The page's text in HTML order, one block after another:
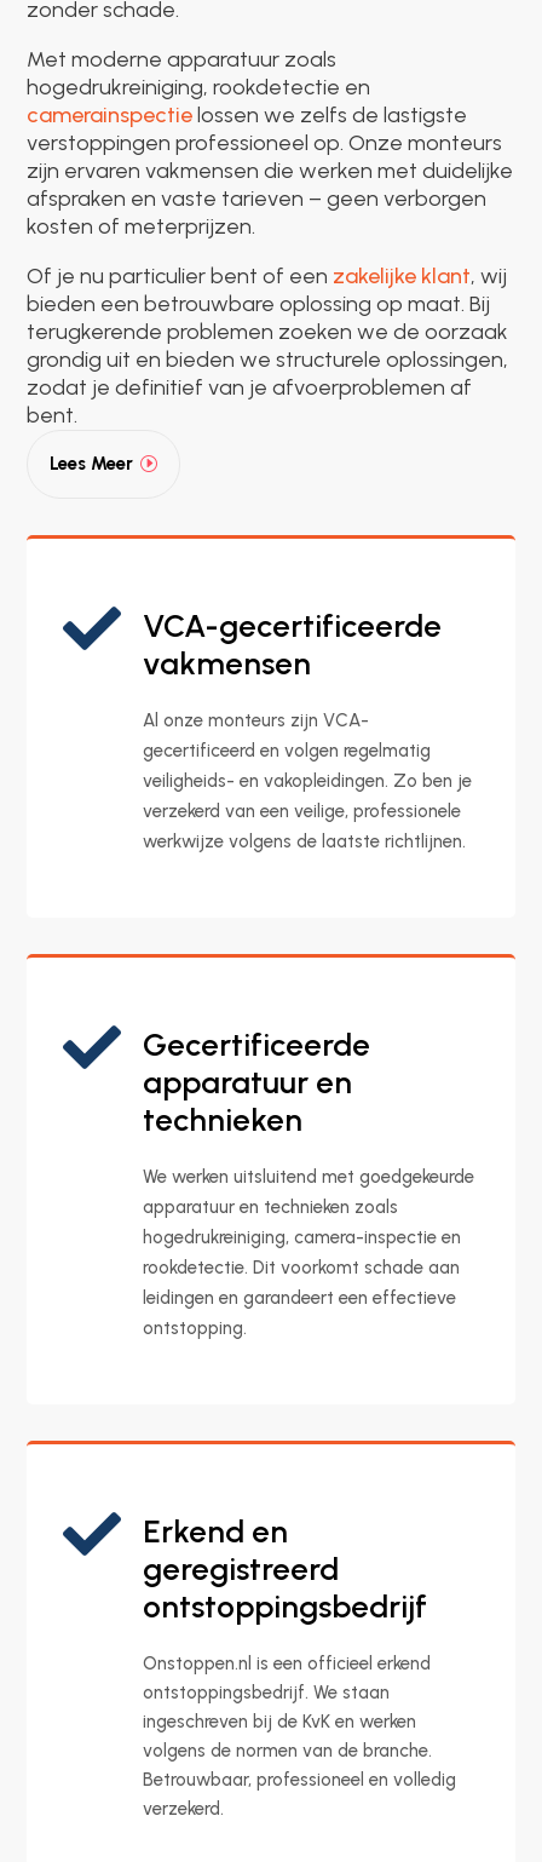
zonder schade.
Met moderne apparatuur zoals
hogedrukreiniging, rookdetectie en
camerainspectielossen we zelfs de lastigste
verstoppingen professioneel op. Onze monteurs
zijn ervaren vakmensen die werken met duidelijke
afspraken en vaste tarieven – geen verborgen
kosten of meterprijzen.
Of je nu particulier bent of een zakelijke klant, wij
bieden een betrouwbare oplossing op maat. Bij
terugkerende problemen zoeken we de oorzaak
grondig uit en bieden we structurele oplossingen,
zodat je definitief van je afvoerproblemen af
bent.
Lees Meer
 VCA-gecertificeerde
vakmensen
Al onze monteurs zijn VCA-
gecertificeerd en volgen regelmatig
veiligheids- en vakopleidingen. Zo ben je
verzekerd van een veilige, professionele
werkwijze volgens de laatste richtlijnen.
 Gecertificeerde
apparatuur en
technieken
We werken uitsluitend met goedgekeurde
apparatuur en technieken zoals
hogedrukreiniging, camera-inspectie en
rookdetectie. Dit voorkomt schade aan
leidingen en garandeert een effectieve
ontstopping.

Erkend en
geregistreerd
ontstoppingsbedrijf
Onstoppen.nl is een officieel erkend
ontstoppingsbedrijf. We staan
ingeschreven bij de KvK en werken
volgens de normen van de branche.
Betrouwbaar, professioneel en volledig
verzekerd.